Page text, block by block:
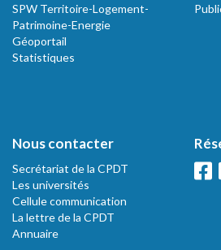
SPW Territoire-Logement-
Patrimoine-Energie
Géoportail
Statistiques
Nous contacter
Secrétariat de la CPDT
Les universités
Cellule communication
La lettre de la CPDT
Annuaire